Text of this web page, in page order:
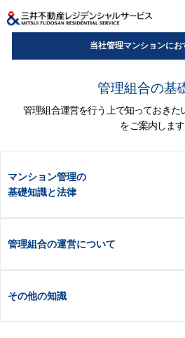
当社管理マンションにお
管理組合の基
管理組合運営を行う上で知っておきた
をご案内します
マンション管理の
基礎知識と法律
管理組合の運営について
その他の知識